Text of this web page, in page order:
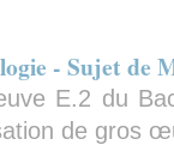
- Sujet de
E.2 du
de gros